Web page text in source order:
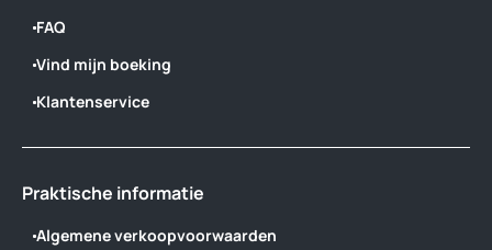
FAQ
Vind mijn boeking
Klantenservice
Praktische informatie
Algemene verkoopvoorwaarden